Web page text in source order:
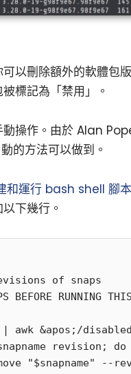
以刪除額外的軟體包
標記為「禁用」。
動操作。由於 Alan
的方法可以做到。
和運行 bash shell 腳本
下幾行。
of snaps
BEFORE RUNNING THIS
&apos;/